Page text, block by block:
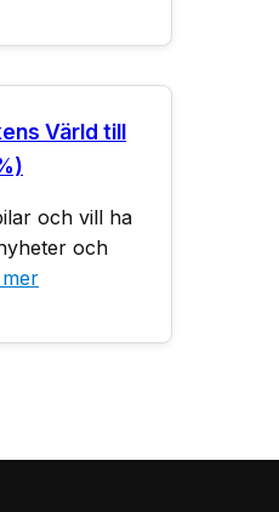
Värld till
och vill ha
och